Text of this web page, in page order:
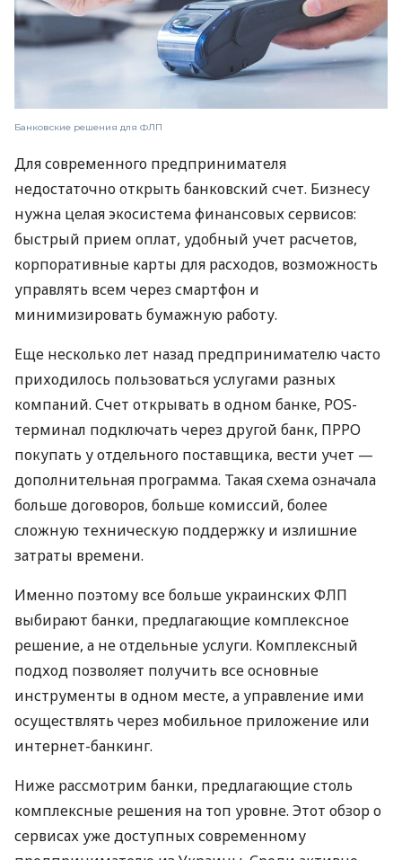
Банковские решения для ФЛП
Для современного предпринимателя
недостаточно открыть банковский счет. Бизнесу
нужна целая экосистема финансовых сервисов:
быстрый прием оплат, удобный учет расчетов,
корпоративные карты для расходов, возможность
управлять всем через смартфон и
минимизировать бумажную работу.
Еще несколько лет назад предпринимателю часто
приходилось пользоваться услугами разных
компаний. Счет открывать в одном банке, POS-
терминал подключать через другой банк, ПРРО
покупать у отдельного поставщика, вести учет —
дополнительная программа. Такая схема означала
больше договоров, больше комиссий, более
сложную техническую поддержку и излишние
затраты времени.
Именно поэтому все больше украинских ФЛП
выбирают банки, предлагающие комплексное
решение, а не отдельные услуги. Комплексный
подход позволяет получить все основные
инструменты в одном месте, а управление ими
осуществлять через мобильное приложение или
интернет-банкинг.
Ниже рассмотрим банки, предлагающие столь
комплексные решения на топ уровне. Этот обзор о
сервисах уже доступных современному